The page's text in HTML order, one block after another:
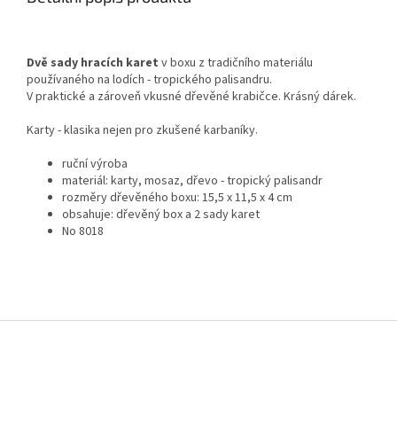
Dvě sady hracích karet v boxu z tradičního materiálu
používaného na lodích - tropického palisandru.
V praktické a zároveň vkusné dřevěné krabičce. Krásný dárek.
Karty - klasika nejen pro zkušené karbaníky.
ruční výroba
materiál: karty, mosaz, dřevo - tropický palisandr
rozměry dřevěného boxu: 15,5 x 11,5 x 4 cm
obsahuje: dřevěný box a 2 sady karet
No 8018